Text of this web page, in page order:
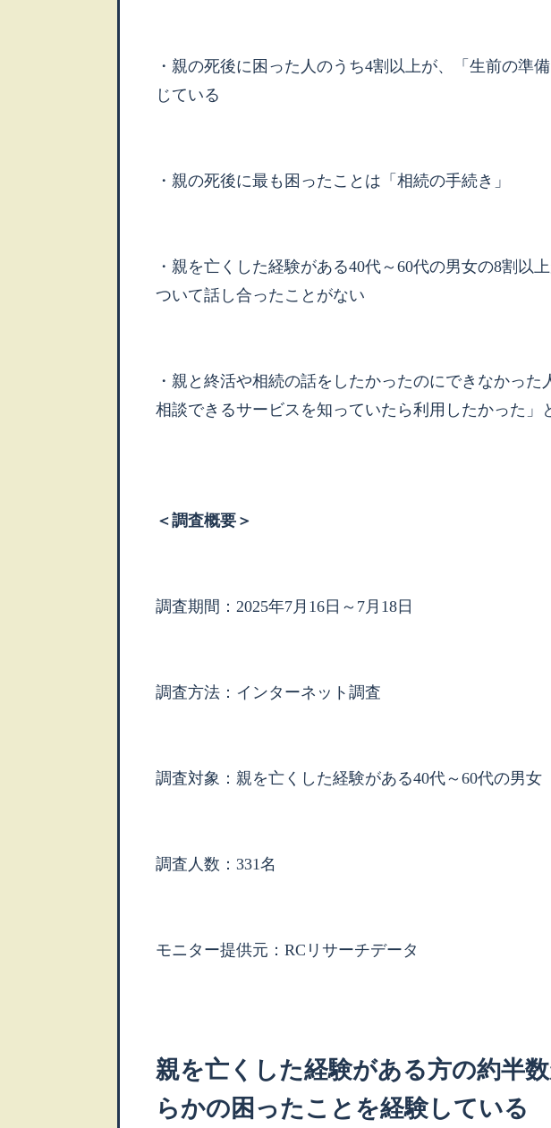
・親の死後に困った人のうち4割以上が、「生前の準
じている
・親の死後に最も困ったことは「相続の手続き」
・親を亡くした経験がある40代～60代の男女の8割以
ついて話し合ったことがない
・親と終活や相続の話をしたかったのにできなかっ
相談できるサービスを知っていたら利用したかった」
＜調査概要＞
調査期間：2025年7月16日～7月18日
調査方法：インターネット調査
調査対象：親を亡くした経験がある40代～60代の男女
調査人数：331名
モニター提供元：RCリサーチデータ
親を亡くした経験がある方の約半
らかの困ったことを経験している